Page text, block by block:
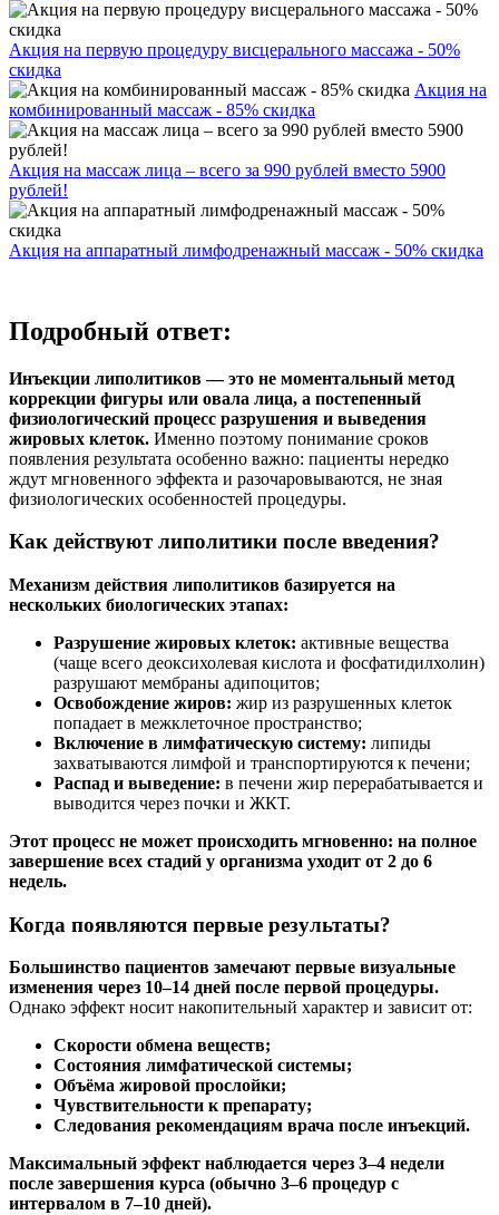
Акция на первую процедуру висцерального массажа - 50%
скидка
Акция на
комбинированный массаж - 85% скидка
Акция на массаж лица – всего за 990 рублей вместо 5900
рублей!
Акция на аппаратный лимфодренажный массаж - 50% скидка
Подробный ответ:
Инъекции липолитиков — это не моментальный метод
коррекции фигуры или овала лица, а постепенный
физиологический процесс разрушения и выведения
жировых клеток. Именно поэтому понимание сроков
появления результата особенно важно: пациенты нередко
ждут мгновенного эффекта и разочаровываются, не зная
физиологических особенностей процедуры.
Как действуют липолитики после введения?
Механизм действия липолитиков базируется на
нескольких биологических этапах:
Разрушение жировых клеток: активные вещества
(чаще всего деоксихолевая кислота и фосфатидилхолин)
разрушают мембраны адипоцитов;
Освобождение жиров: жир из разрушенных клеток
попадает в межклеточное пространство;
Включение в лимфатическую систему: липиды
захватываются лимфой и транспортируются к печени;
Распад и выведение: в печени жир перерабатывается и
выводится через почки и ЖКТ.
Этот процесс не может происходить мгновенно: на полное
завершение всех стадий у организма уходит от 2 до 6
недель.
Когда появляются первые результаты?
Большинство пациентов замечают первые визуальные
изменения через 10–14 дней после первой процедуры.
Однако эффект носит накопительный характер и зависит от:
Скорости обмена веществ;
Состояния лимфатической системы;
Объёма жировой прослойки;
Чувствительности к препарату;
Следования рекомендациям врача после инъекций.
Максимальный эффект наблюдается через 3–4 недели
после завершения курса (обычно 3–6 процедур с
интервалом в 7–10 дней).